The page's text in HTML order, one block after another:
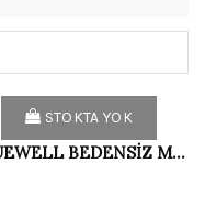
STOKTA YOK
BLUEWELL BEDENSİZ MALLEOL DEST.AYAK BİLEK.BD007